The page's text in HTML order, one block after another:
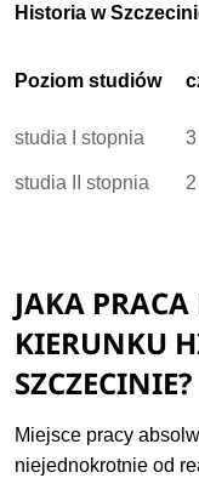
Historia w
Poziom studiów
studia I stopnia
studia II stopnia
JAKA
KIERUNKU
SZCZECINIE?
Miejsce pracy
niejednokrotnie od